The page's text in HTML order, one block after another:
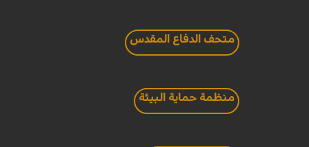
متحف الدفاع المقدس
منظمة حماية البيئة